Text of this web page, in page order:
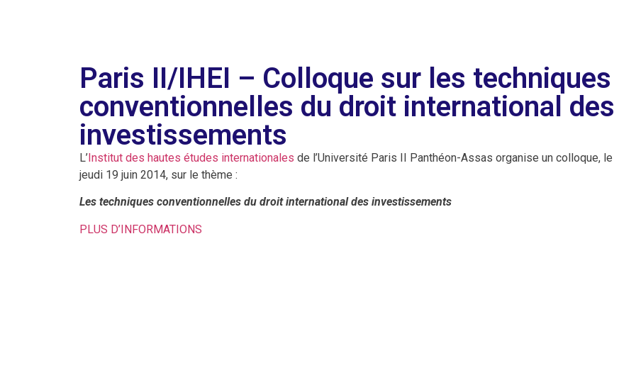
Paris II/IHEI – Colloque sur les techniques
conventionnelles du droit international des
investissements
L’Institut des hautes études internationales de l’Université Paris II Panthéon-Assas organise un colloque, le
jeudi 19 juin 2014, sur le thème :
Les techniques conventionnelles du droit international des investissements
PLUS D’INFORMATIONS